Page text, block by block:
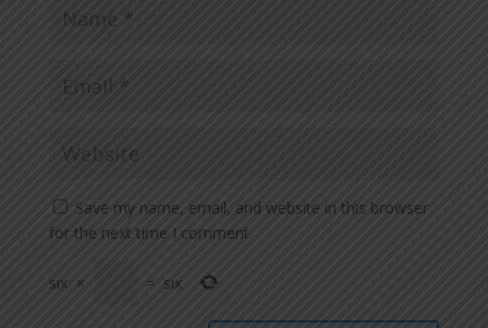
Save my name, email, and website in this browser
for the next time I comment.
six × = six